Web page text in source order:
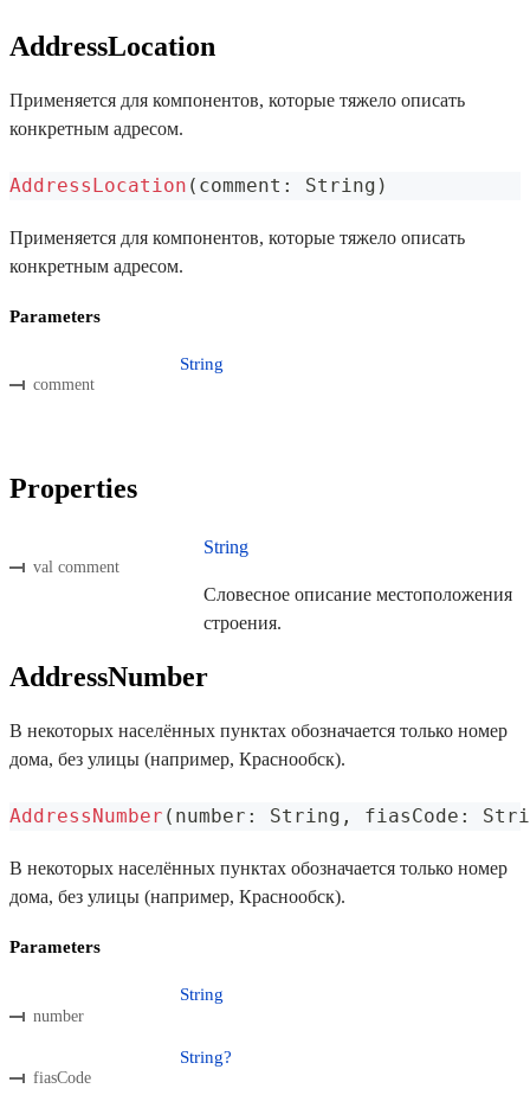
AddressLocation
Применяется для компонентов, которые тяжело описать
конкретным адресом.
AddressLocation ( comment : String )
Применяется для компонентов, которые тяжело описать
конкретным адресом.
Parameters
comment
String
Properties
val comment
String
Словесное описание местоположения
строения.
AddressNumber
В некоторых населённых пунктах обозначается только номер
дома, без улицы (например, Краснообск).
AddressNumber ( number : String , fiasCode :
В некоторых населённых пунктах обозначается только номер
дома, без улицы (например, Краснообск).
Parameters
number
String
fiasCode
String?